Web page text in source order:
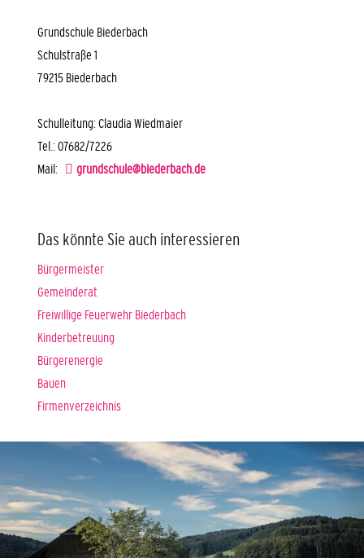
Grundschule Biederbach
Schulstraße 1
79215 Biederbach
Schulleitung: Claudia Wiedmaier
Tel.: 07682/7226
Mail:
grundschule@biederbach.de
Das könnte Sie auch interessieren
Bürgermeister
Gemeinderat
Freiwillige Feuerwehr Biederbach
Kinderbetreuung
Bürgerenergie
Bauen
Firmenverzeichnis